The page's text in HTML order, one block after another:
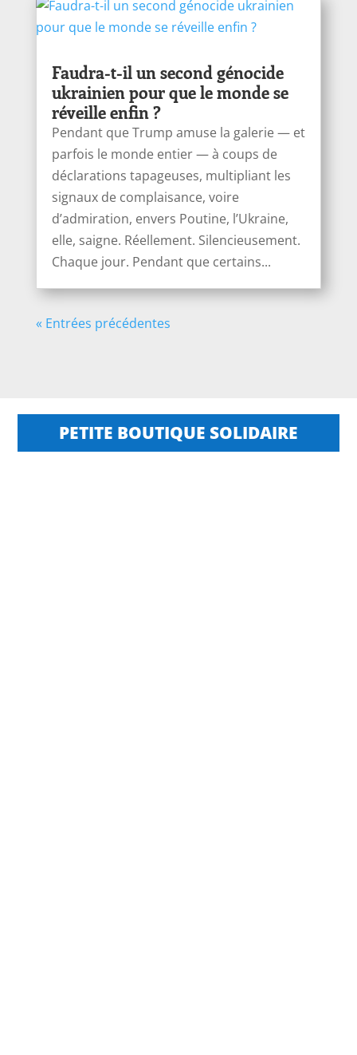
Faudra-t-il un second génocide
ukrainien pour que le monde se
réveille enfin ?
Pendant que Trump amuse la galerie — et
parfois le monde entier — à coups de
déclarations tapageuses, multipliant les
signaux de complaisance, voire
d’admiration, envers Poutine, l’Ukraine,
elle, saigne. Réellement. Silencieusement.
Chaque jour. Pendant que certains...
« Entrées précédentes
PETITE BOUTIQUE SOLIDAIRE